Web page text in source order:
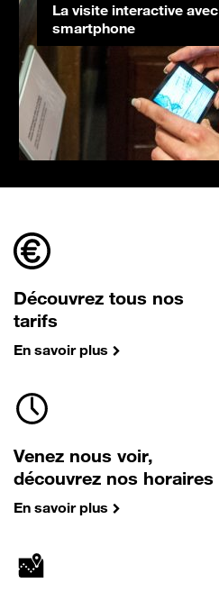
La visite interactive avec
smartphone
Découvrez tous nos
tarifs
En savoir plus
Venez nous voir,
découvrez nos horaires
En savoir plus